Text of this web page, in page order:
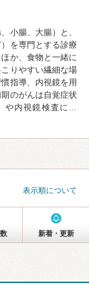
小腸、大腸）と、
を専門とする診療
か、食物と一緒に
りやすい繊細な場
指導、内視鏡を用
のがんは自覚症状
や内視鏡検査に…
表示順について
新着・更新